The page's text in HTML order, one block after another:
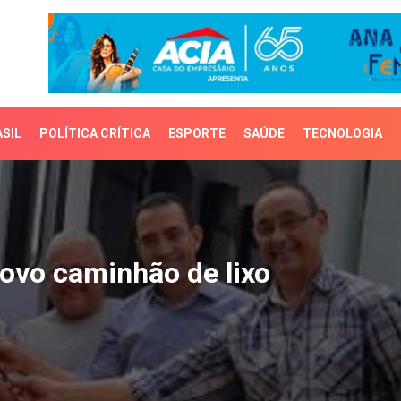
POLÍTICA CRÍTICA ESPORTE SAÚDE TECNOLOGIA
caminhão de lixo
caminhão de lixo